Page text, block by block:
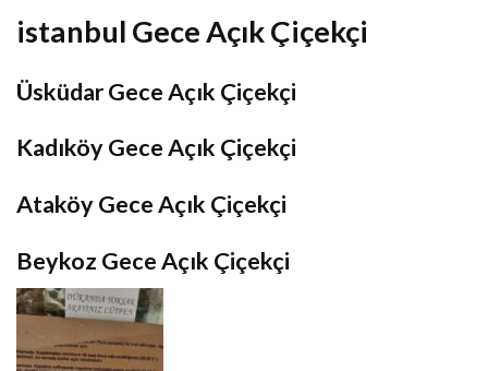
istanbul Gece Açık Çiçekçi
Üsküdar Gece Açık Çiçekçi
Kadıköy Gece Açık Çiçekçi
Ataköy Gece Açık Çiçekçi
Beykoz Gece Açık Çiçekçi